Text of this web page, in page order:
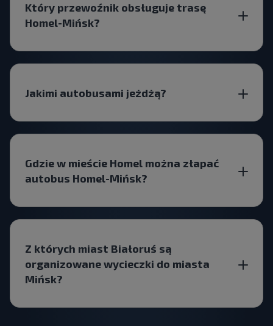
Który przewoźnik obsługuje trasę
Homel-Mińsk?
Jakimi autobusami jeżdżą?
Gdzie w mieście Homel można złapać
autobus Homel-Mińsk?
Z których miast Białoruś są
organizowane wycieczki do miasta
Mińsk?